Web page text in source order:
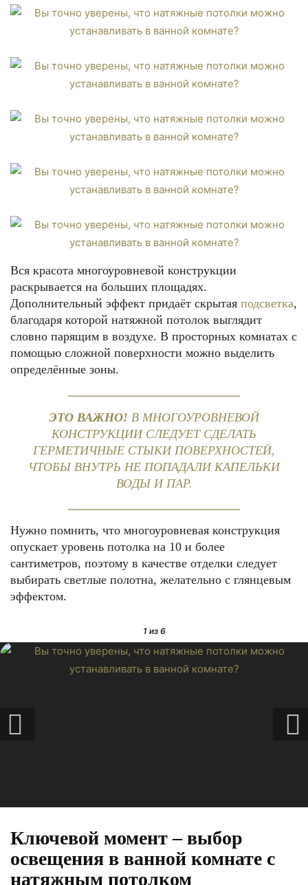
Вся красота многоуровневой конструкции
раскрывается на больших площадях.
Дополнительный эффект придаёт скрытая подсветка,
благодаря которой натяжной потолок выглядит
словно парящим в воздухе. В просторных комнатах с
помощью сложной поверхности можно выделить
определённые зоны.
ЭТО ВАЖНО! В МНОГОУРОВНЕВОЙ
КОНСТРУКЦИИ СЛЕДУЕТ СДЕЛАТЬ
ГЕРМЕТИЧНЫЕ СТЫКИ ПОВЕРХНОСТЕЙ,
ЧТОБЫ ВНУТРЬ НЕ ПОПАДАЛИ КАПЕЛЬКИ
ВОДЫ И ПАР.
Нужно помнить, что многоуровневая конструкция
опускает уровень потолка на 10 и более
сантиметров, поэтому в качестве отделки следует
выбирать светлые полотна, желательно с глянцевым
эффектом.
1из 6
Ключевой момент – выбор
освещения в ванной комнате с
натяжным потолком